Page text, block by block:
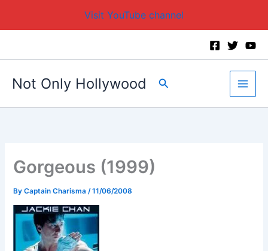
Visit YouTube channel
Not Only Hollywood Search
Gorgeous (1999)
ByCaptain Charisma /11/06/2008